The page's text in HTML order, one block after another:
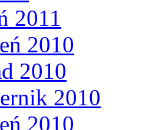
2011
2010
2010
2010
2010